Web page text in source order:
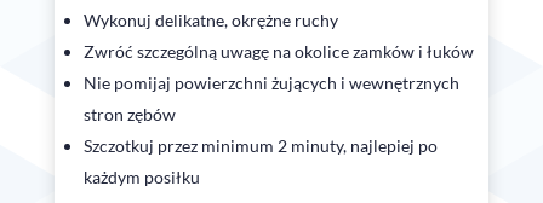
Wykonuj delikatne, okrężne ruchy
Zwróć szczególną uwagę na okolice zamków i łuków
Nie pomijaj powierzchni żujących i wewnętrznych
stron zębów
Szczotkuj przez minimum 2 minuty, najlepiej po
każdym posiłku